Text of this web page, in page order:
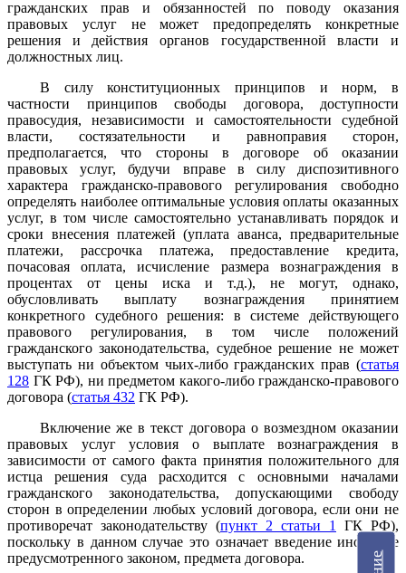
гражданских прав и обязанностей по поводу оказания
правовых услуг не может предопределять конкретные
решения и действия органов государственной власти и
должностных лиц.
В силу конституционных принципов и норм, в
частности принципов свободы договора, доступности
правосудия, независимости и самостоятельности судебной
власти, состязательности и равноправия сторон,
предполагается, что стороны в договоре об оказании
правовых услуг, будучи вправе в силу диспозитивного
характера гражданско-правового регулирования свободно
определять наиболее оптимальные условия оплаты оказанных
услуг, в том числе самостоятельно устанавливать порядок и
сроки внесения платежей (уплата аванса, предварительные
платежи, рассрочка платежа, предоставление кредита,
почасовая оплата, исчисление размера вознаграждения в
процентах от цены иска и т.д.), не могут, однако,
обусловливать выплату вознаграждения принятием
конкретного судебного решения: в системе действующего
правового регулирования, в том числе положений
гражданского законодательства, судебное решение не может
выступать ни объектом чьих-либо гражданских прав (статья
128 ГК РФ), ни предметом какого-либо гражданско-правового
договора (статья 432 ГК РФ).
Включение же в текст договора о возмездном оказании
правовых услуг условия о выплате вознаграждения в
зависимости от самого факта принятия положительного для
истца решения суда расходится с основными началами
гражданского законодательства, допускающими свободу
сторон в определении любых условий договора, если они не
противоречат законодательству (пункт 2 статьи 1
ГК РФ),
поскольку в данном случае это означает введение иного, не
предусмотренного законом, предмета договора.